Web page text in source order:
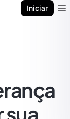
Iniciar
sua